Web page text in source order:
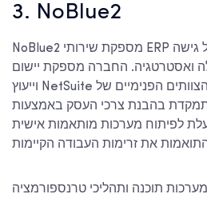
3. NoBlue2
NoBlue2 מספקת שירותי ERP ואוטומציה המבוססים על גישה
ואסטרטגיה. החברה מספקת יישום
וייעוץ NetSuite באמצעות תיאום הדוק עם הצוותים הפנימיים של
בהבנת צרכי העסק באמצעות
לפיתוח מערכות מותאמות אישית
תוכנה ותהליכי טרנספורמציה